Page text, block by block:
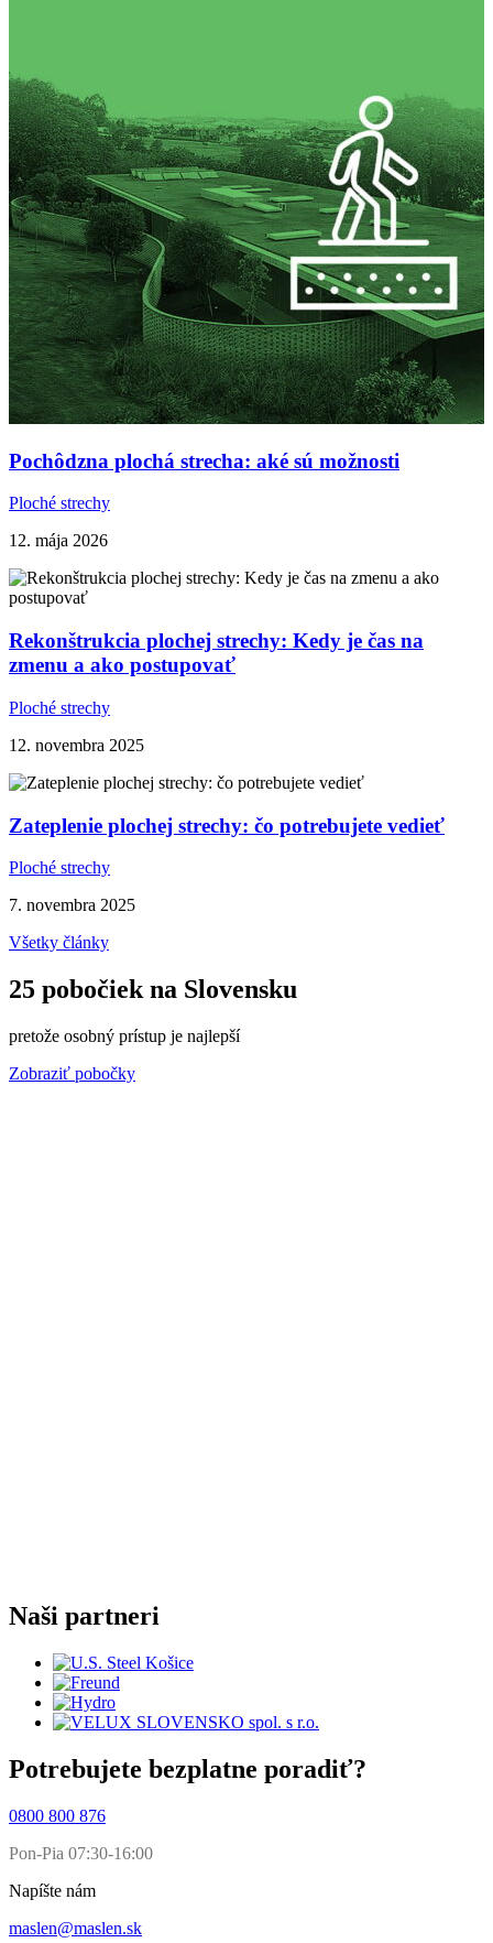
Pochôdzna plochá strecha: aké sú možnosti
Ploché strechy
12. mája 2026
Rekonštrukcia plochej strechy: Kedy je čas na
zmenu a ako postupovať
Ploché strechy
12. novembra 2025
Zateplenie plochej strechy: čo potrebujete vedieť
Ploché strechy
7. novembra 2025
Všetky články
25 pobočiek na Slovensku
pretože osobný prístup je najlepší
Zobraziť pobočky
Naši partneri
Potrebujete bezplatne poradiť?
0800 800 876
Pon-Pia 07:30-16:00
Napíšte nám
maslen@maslen.sk